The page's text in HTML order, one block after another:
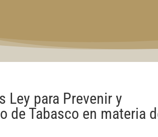
Ley para Prevenir y
de Tabasco en materia